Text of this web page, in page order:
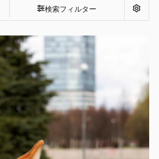
検索フィルター